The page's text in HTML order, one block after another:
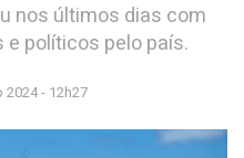
nos últimos dias com
políticos pelo país.
2024 - 12h27